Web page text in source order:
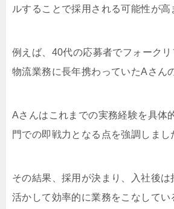
ルすることで採用される可能性が高
例えば、40代の応募者でフォークリ
物流業務に長年携わっていたAさん
Aさんはこれまでの実務経験を具体
門での即戦力となる点を強調しまし
その結果、採用が決まり、入社後は
活かして効率的に業務をこなしてい